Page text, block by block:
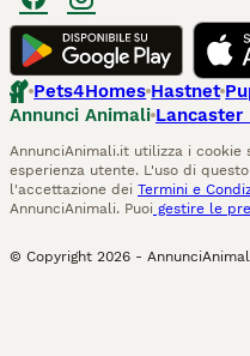
Pets4Homes Hastnet
Annunci Animali Lancaster
AnnunciAnimali.it utilizza i
esperienza utente. L'uso di
l'accettazione dei Termini e
AnnunciAnimali. Puoi gestire le
© Copyright 2026 -